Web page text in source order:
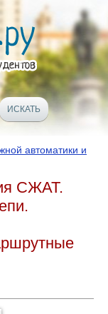
автоматики и
СЖАТ.